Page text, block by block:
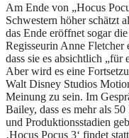
Am Ende von „Hocus
Schwestern höher schätzt
das Ende eröffnet sogar
Regisseurin Anne Fletcher
dass sie es absichtlich „für
Aber wird es eine
Walt Disney Studios
Meinung zu sein. Im
Bailey, dass es mehr als
und Produktionsstadien
‚Hocus Pocus 3‘ findet